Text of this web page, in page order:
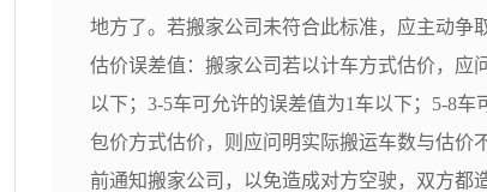
地方了。若搬家公司未符合此标准，应主动争
估价误差值：搬家公司若以计车方式估价，应
以下；3-5车可允许的误差值为1车以下；5-8
包价方式估价，则应问明实际搬运车数与估价
前通知搬家公司，以免造成对方空驶，双方都